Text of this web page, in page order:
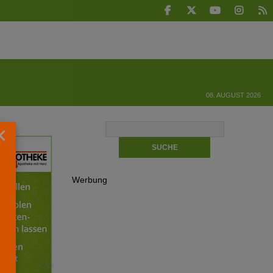
08. AUGUST 2026
Werbung